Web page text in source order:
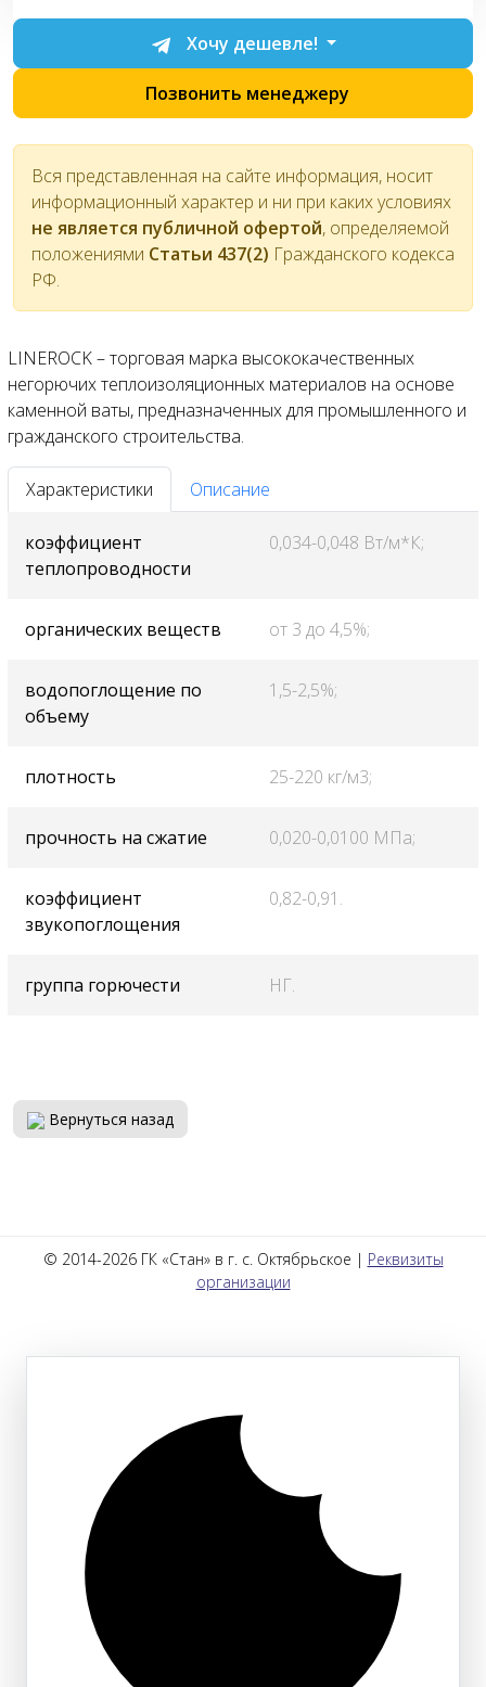
Хочу дешевле!
Позвонить менеджеру
Вся представленная на сайте информация, носит
информационный характер и ни при каких условиях
не является публичной офертой, определяемой
положениями Статьи 437(2) Гражданского кодекса
РФ.
LINEROCK – торговая марка высококачественных
негорючих теплоизоляционных материалов на основе
каменной ваты, предназначенных для промышленного и
гражданского строительства.
Характеристики Описание
коэффициент
теплопроводности
0,034-0,048 Вт/м*К;
органических веществ от 3 до 4,5%;
водопоглощение по
объему
1,5-2,5%;
плотность 25-220 кг/м3;
прочность на сжатие 0,020-0,0100 МПа;
коэффициент
звукопоглощения
0,82-0,91.
группа горючести НГ.
Вернуться назад
© 2014-2026 ГК «Стан» в г. с. Октябрьское | Реквизиты
организации